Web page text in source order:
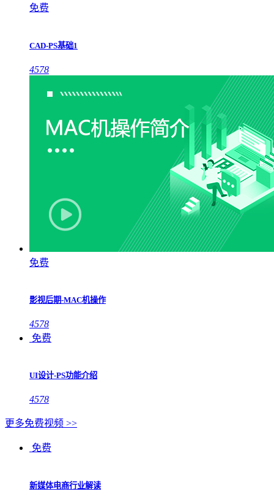
免费
CAD-PS基础1
4578
免费
影视后期-MAC机操作
4578
免费
UI设计-PS功能介绍
4578
更多免费视频 >>
免费
新媒体电商行业解读